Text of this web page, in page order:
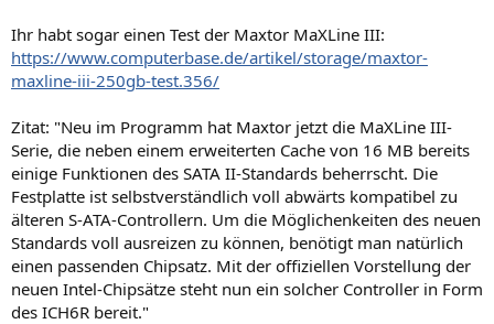
Ihr habt sogar einen Test der Maxtor MaXLine III:
https://www.computerbase.de/artikel/storage/maxtor-
maxline-iii-250gb-test.356/
Zitat: "Neu im Programm hat Maxtor jetzt die MaXLine III-
Serie, die neben einem erweiterten Cache von 16 MB bereits
einige Funktionen des SATA II-Standards beherrscht. Die
Festplatte ist selbstverständlich voll abwärts kompatibel zu
älteren S-ATA-Controllern. Um die Möglichenkeiten des neuen
Standards voll ausreizen zu können, benötigt man natürlich
einen passenden Chipsatz. Mit der offiziellen Vorstellung der
neuen Intel-Chipsätze steht nun ein solcher Controller in Form
des ICH6R bereit."